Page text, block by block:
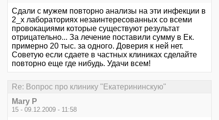
Сдали с мужем повторно анализы на эти инфекции в
2_х лабораториях незаинтересованных со всеми
провокациями которые существуют результат
отрицательно... За лечение поставили сумму в Ек.
примерно 20 тыс. за одного. Доверия к ней нет.
Советую если сдаете в частных клиниках сделайте
повторно еще где нибудь. Удачи всем!
Re: Вопрос про клинику "Екатерининскую"
Mary P
15 - 09.12.2009 - 11:58